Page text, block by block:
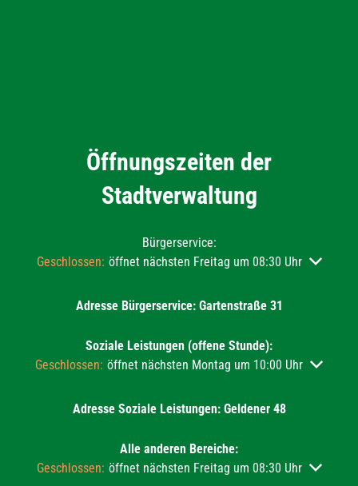
Öffnungszeiten der
Stadtverwaltung
Bürgerservice:
Klicken, um weitere Öffnungs- oder Schließzeiten
Geschlossen: öffnet nächsten Freitag um 08:30 Uhr
Adresse Bürgerservice: Gartenstraße 31
Soziale Leistungen (offene Stunde):
Klicken, um weitere Öffnungs- oder Schließzeiten
Geschlossen: öffnet nächsten Montag um 10:00 Uhr
Adresse Soziale Leistungen: Geldener 48
Alle anderen Bereiche:
Klicken, um weitere Öffnungs- oder Schließzeiten
Geschlossen: öffnet nächsten Freitag um 08:30 Uhr